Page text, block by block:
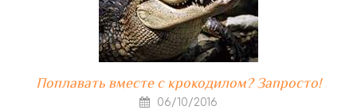
Поплавать вместе с крокодилом? Запросто!
06/10/2016